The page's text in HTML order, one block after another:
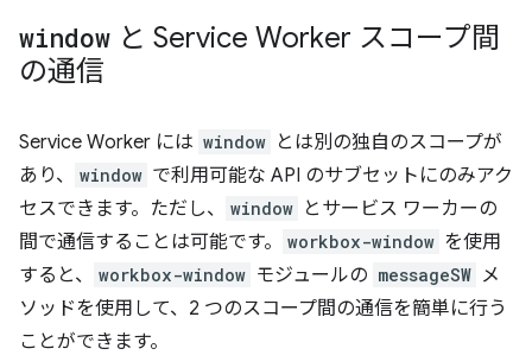
window と Service Worker スコープ間
の通信
Service Worker には window とは別の独自のスコープが
あり、
window で利用可能な API のサブセットにのみアク
セスできます。ただし、
window とサービス ワーカーの
間で通信することは可能です。
workbox-window を使用
すると、
workbox-window モジュールの messageSW メ
ソッドを使用して、2 つのスコープ間の通信を簡単に行う
ことができます。